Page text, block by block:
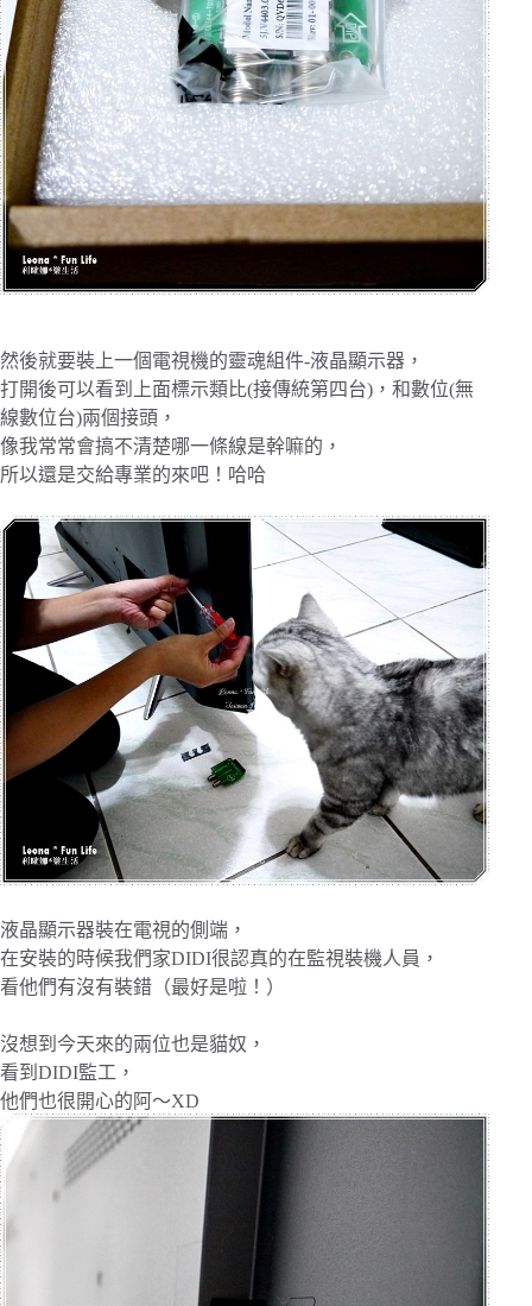
然後就要裝上一個電視機的靈魂組件-液晶顯示器，
打開後可以看到上面標示類比(接傳統第四台)，和數位(無
線數位台)兩個接頭，
像我常常會搞不清楚哪一條線是幹嘛的，
所以還是交給專業的來吧！哈哈
液晶顯示器裝在電視的側端，
在安裝的時候我們家DIDI很認真的在監視裝機人員，
看他們有沒有裝錯（最好是啦！）
沒想到今天來的兩位也是貓奴，
看到DIDI監工，
他們也很開心的阿～XD